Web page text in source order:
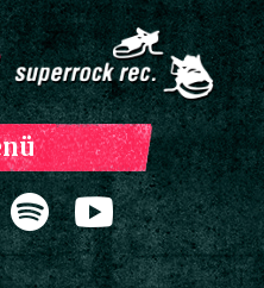
Zum Inhalt springen